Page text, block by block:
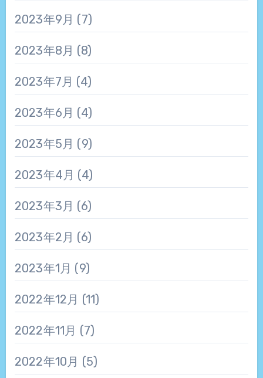
2023年9月 (7)
2023年8月 (8)
2023年7月 (4)
2023年6月 (4)
2023年5月 (9)
2023年4月 (4)
2023年3月 (6)
2023年2月 (6)
2023年1月 (9)
2022年12月 (11)
2022年11月 (7)
2022年10月 (5)